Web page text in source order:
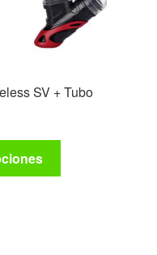
SV + Tubo